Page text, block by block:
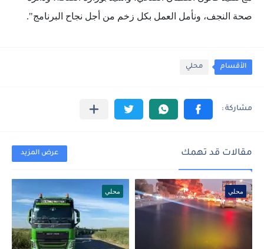
صحة النجف، ونأمل العمل بكل زخم من أجل نجاح البرنامج".
الأقسام محلي
مقالات قد تهمك عرض المزيد
محلي محلي